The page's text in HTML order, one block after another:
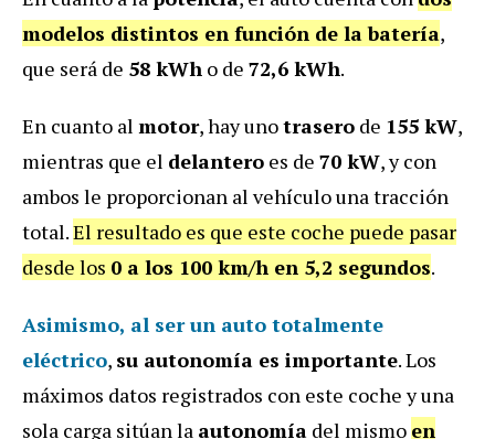
modelos distintos en función de la batería,
que será de 58 kWh o de 72,6 kWh.
En cuanto al motor, hay unotrasero de 155 kW,
mientras que el delantero es de 70 kW, y con
ambos le proporcionan al vehículo una tracción
total.El resultado es que este coche puede pasar
desde los 0 a los 100 km/h en 5,2 segundos.
Asimismo, al ser un auto totalmente
eléctrico, su autonomía es importante. Los
máximos datos registrados con este coche y una
sola carga sitúan la autonomía del mismo en